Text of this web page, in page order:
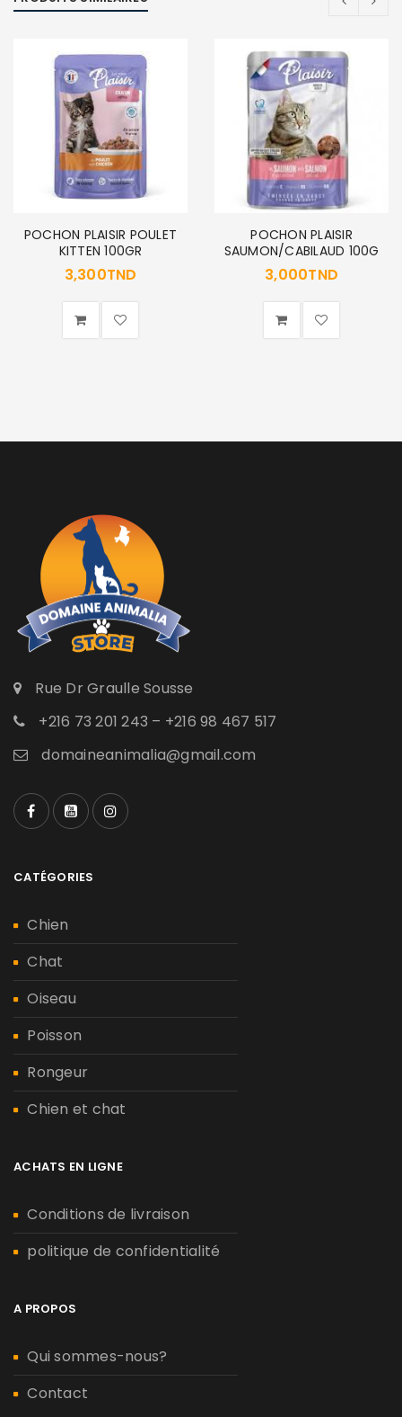
ou e-mail*
de passe*
Se souvenir de moi
SE CONNECTER
DE PASSE PERDU ?
POCHON PLAISIR POULET
KITTEN 100GR
3,300TND
POCHON PLAISIR
SAUMON/CABILAUD 100G
3,000TND
Rue Dr Graulle Sousse
+216 73 201 243 – +216 98 467 517
domaineanimalia@gmail.com
CATÉGORIES
Chien
Chat
Oiseau
Poisson
Rongeur
Chien et chat
ACHATS EN LIGNE
Conditions de livraison
politique de confidentialité
A PROPOS
Qui sommes-nous?
Contact